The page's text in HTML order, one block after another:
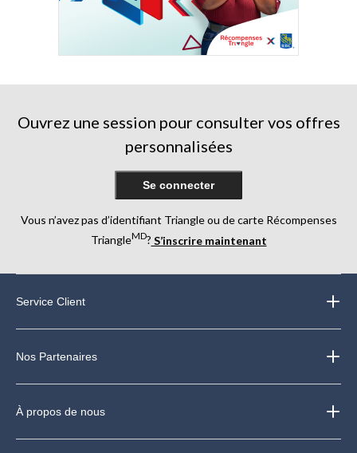
Ouvrez une session pour consulter vos offres
personnalisées
Se connecter
Vous n’avez pas d’identifiant Triangle ou de carte Récompenses
TriangleMD? S’inscrire maintenant
Service Client
Nos Partenaires
À propos de nous